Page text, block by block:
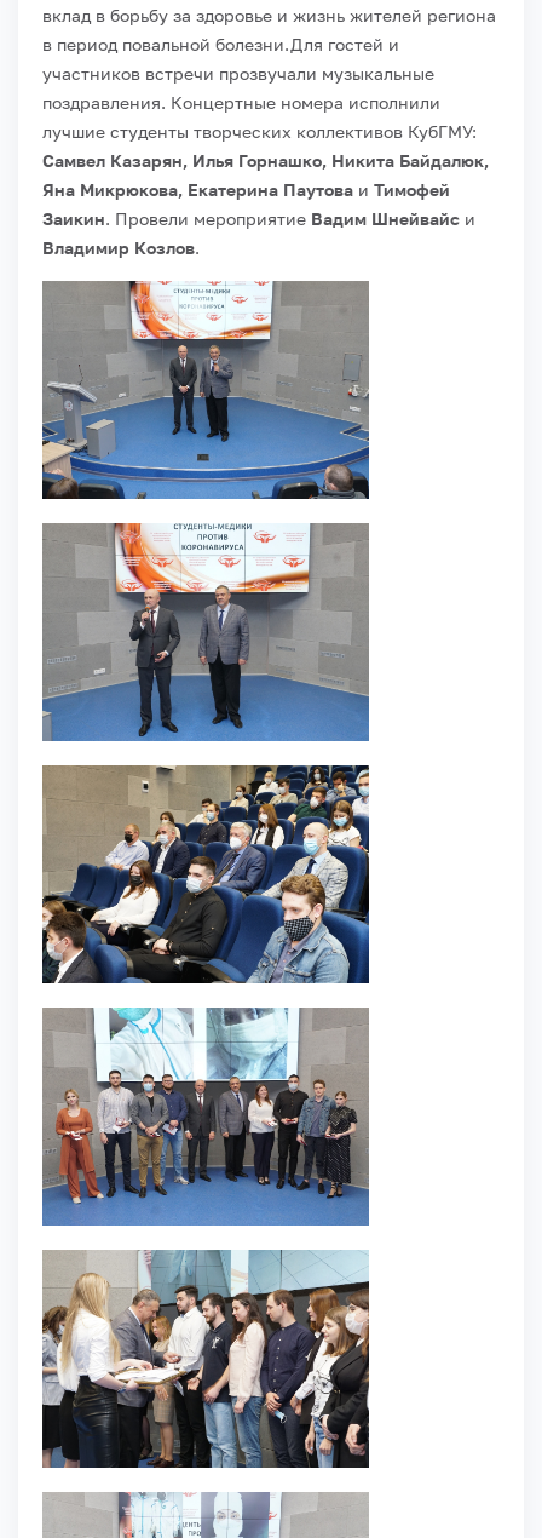
вклад в борьбу за здоровье и жизнь жителей региона
в период повальной болезни.Для гостей и
участников встречи прозвучали музыкальные
поздравления. Концертные номера исполнили
лучшие студенты творческих коллективов КубГМУ:
Самвел Казарян, Илья Горнашко, Никита Байдалюк,
Яна Микрюкова, Екатерина Паутова и Тимофей
Заикин. Провели мероприятие Вадим Шнейвайс и
Владимир Козлов.